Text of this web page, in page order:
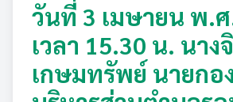
วันที่ 3 เมษายน พ.
เวลา 15.30 น. นาง
เกษมทรัพย์ นายกอ